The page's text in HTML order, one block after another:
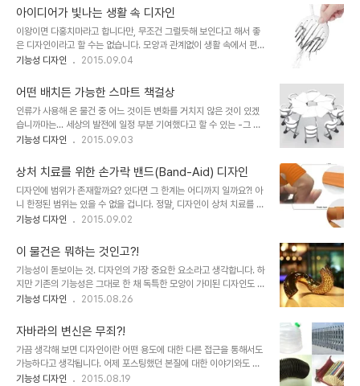
디자인으로써의 느낌을 반..
에까지 요긴한 용도로 활용될 아이디어가 숨어 있다니... 이게 대체 뭐
냐구요? 아래 이미지를 보시면 바로 감잡으실 수 있을 겁니다. 출처:
yankodesign.com / Designer: Marijana Dzambo 제가 말
씀드렸듯이 바로 감이 오죠?! ^^ 솔직히 좀 두고 생각할 땐 대단한 것
이라 보긴 어려운 것이기도 합니다. 이러한 용도를 꼭 이런식으로 만들
아이디어가 빛나는 생활 속 디자인
이왕이면 다홍치마라고 합니다만, 무조건 그럴듯해 보인다고 해서 좋
은 디자인이라고 할 수는 없습니다. 모양과 관계없이 생활 속에서 편리
함과 어떤 어렵거나 혐오스러운 것을 간단히 해결해 주는 것이라면 그
에 해당할 듯 합니다. 저만의 생각일지 모르겠지만... 이미지 출처:
juliobortolon.blogspot.com 살아가면서 사람 몸에서 배출되는
것 중에 이것 저것 뒤섞여 한 곳에 모이는 것을 보고 있자면 그것이 내
것이라도 지저분하다고 느껴지기도 합니다. 비위가 약한 경우 역겹게
느끼기도 하구요. 세면을 하거나 몸을 씻다보면 바닥면 배수구 트랩에
것이 몸에 익은 현대인..
기능성 디자인 2015.09.04
어떤 배치든 가능한 스마트 책걸상
인류가 사용해 온 물건 중 어느 것이든 변화를 거치지 않은 것이 있겠
습니까마는... 세상의 발전에 일정 부분 기여했다고 할 수 있는 -그 반
대적 측면이 부각되기도 합니다만- 학교 교육 환경의 기본적 요소라
학교 교실 뿐만아니라 대학교 강의실과 세미나를 비롯한 원탁회의, 타
운홀미팅, 퍼실리테이터 등 최근 여러 형태의 회의를 환경을 생각해 보
면 그에 알맞은 책상 및 의자의 배치는 수많은 경우의 수를 갖는 조건
이 된다는 것을 알 수 있습니다. 문제는 그것이 생각만큼 간단하지 않
다는 겁니다. 사실 책상과 의자 자체가 생각을 넓게 하지 못하면 머리
교육, 세미나 등의 행사를 주..
기능성 디자인 2015.09.03
상처 치료를 위한 손가락 밴드(Band-Aid) 디자인
디자인에 범위가 존재할까요? 있다면 그 한계는 어디까지 일까요?! 아
니 한정된 범위는 있을 수 없을 겁니다. 정말, 디자인이 상처 치료를 위
한 밴드에 있어서도 연결될 수 있다는 사실에서 언제나 그렇듯이 또 한
라고 할 수 있지 않을까 싶습니다. 이미지 출처:
candiceandezra.blogspot.com 괜찮은 디자인을 볼 때마다 매
번 습관처럼 되뇌는 말로"왜 이런 걸 생각하지 못했을까"를 외치듯 합
니다만... 옛말로 반창고라고 하는 밴디지(Bandage 또는 Band-
Aid)의 다양한 형태로의 변화를 보며 그게 그럴 수밖에 없는 것이 세
류가 진화했듯이... 이미지 출..
기능성 디자인 2015.09.02
이 물건은 뭐하는 것인고?!
기능성이 돋보이는 것. 디자인의 가장 중요한 요소라고 생각합니다. 하
지만 기존의 기능성은 그대로 한 채 독특한 모양이 가미된 디자인도 눈
길이 가곤 합니다. 아마도 지금 소개해 드리는 이 디자인은 그런 류가
보면 스피커라는 것을 알 수 있죠. 바로 프랑스의 고급 스마트폰 악세
서리 제조사로 알려진 자르 테크놀러지스(Jarre Technologies)가
만든 에어로트위스트 블루투스 스피커(AeroTwist Bluetooth
speaker)입니다. 사실 출시된지는 조금 되었는데, 그다지 사람들의
관심을 갖지 못한 건 아마도 눈에 띄는 것이긴 해도 그 외에 소유하고
기능성 디자인 2015.08.26
자바라의 변신은 무죄?!
가끔 생각해 보면 디자인이란 어떤 용도에 대한 다른 접근을 통해서도
가능하다고 생각됩니다. 어제 포스팅했던 본질에 대한 이야기와도 연
결되는 것이죠. 누군가 특정한 목적을 가지고 무언가 만들었다 하더라
기능성 디자인 2015.08.19